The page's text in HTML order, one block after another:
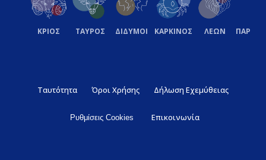
ΚΡΙΟΣ ΤΑΥΡΟΣ ΔΙΔΥΜΟΙ ΚΑΡΚΙΝΟΣ ΛΕΩΝ
Ταυτότητα Όροι Χρήσης Δήλωση Εχεμύθειας
Ρυθμίσεις Cookies Επικοινωνία